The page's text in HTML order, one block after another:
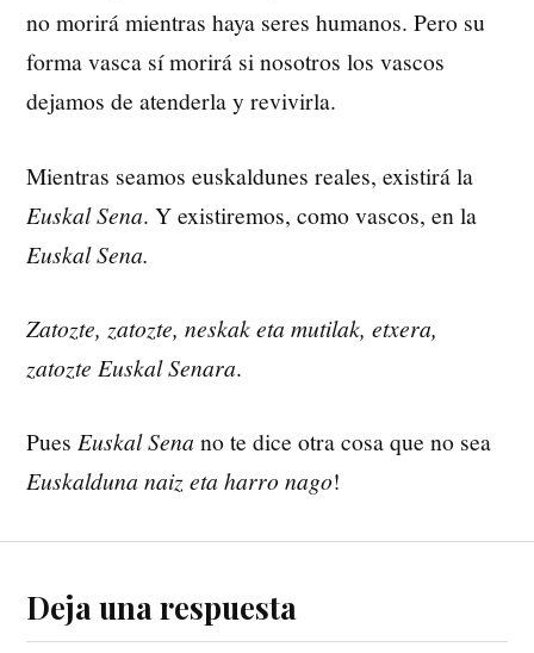
no morirá mientras haya seres humanos. Pero su
forma vasca sí morirá si nosotros los vascos
dejamos de atenderla y revivirla.
Mientras seamos euskaldunes reales, existirá la
Euskal Sena. Y existiremos, como vascos, en la
Euskal Sena.
Zatozte, zatozte, neskak eta mutilak, etxera,
zatozte Euskal Senara.
Pues Euskal Sena no te dice otra cosa que no sea
Euskalduna naiz eta harro nago!
Deja una respuesta